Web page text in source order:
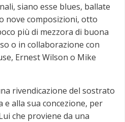
siano esse blues, ballate
nove composizioni, otto
più di mezzora di buona
o in collaborazione con
Ernest Wilson o Mike
rivendicazione del sostrato
e alla sua concezione, per
che proviene da una